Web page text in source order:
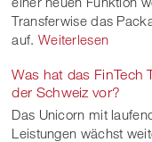
Transferwise das
auf. Weiterlesen
Was hat das FinTech
der Schweiz vor?
Das Unicorn mit
Leistungen wächst